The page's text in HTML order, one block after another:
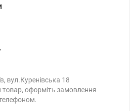
вул.Куренівська 18
оформіть замовлення